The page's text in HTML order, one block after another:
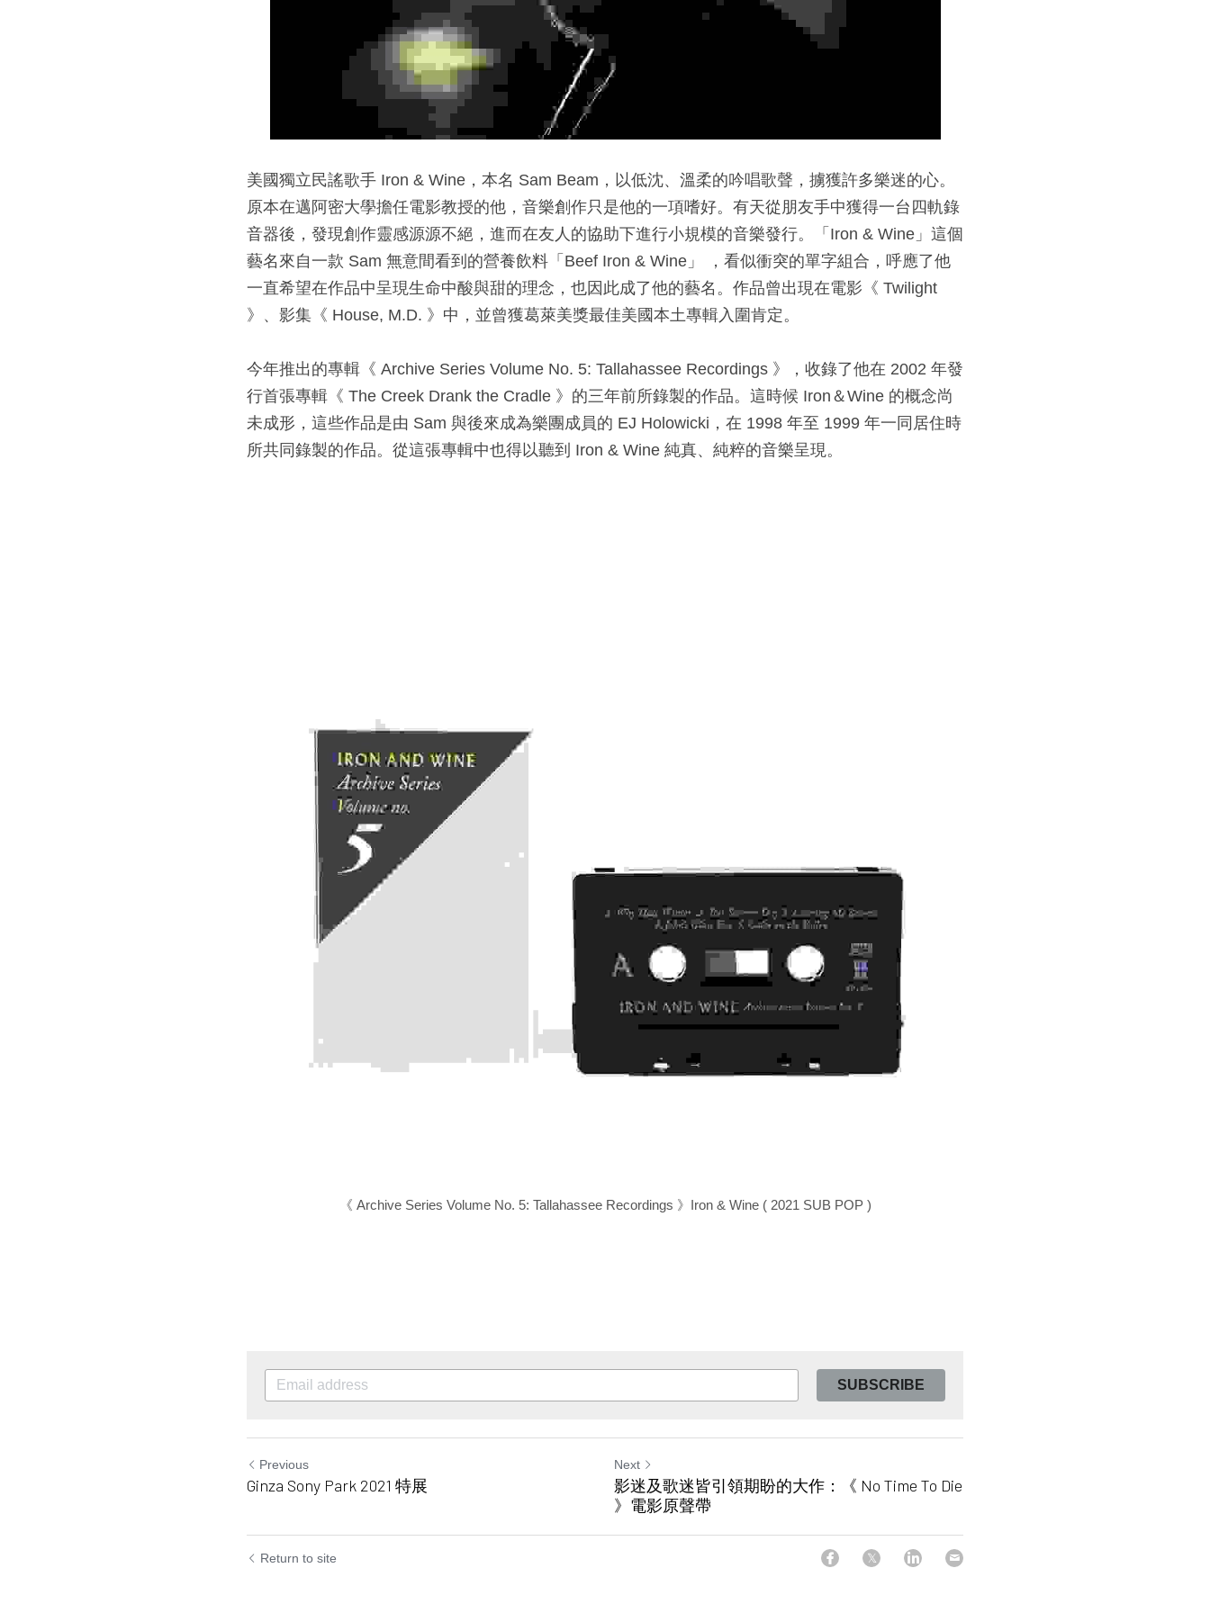
美國獨立民謠歌手 Iron & Wine，本名 Sam Beam，以低沈、溫柔的吟唱歌聲，擄獲許多樂迷的心。
原本在邁阿密大學擔任電影教授的他，音樂創作只是他的一項嗜好。有天從朋友手中獲得一台四軌錄
音器後，發現創作靈感源源不絕，進而在友人的協助下進行小規模的音樂發行。「Iron & Wine」這個
藝名來自一款 Sam 無意間看到的營養飲料「Beef Iron & Wine」 ，看似衝突的單字組合，呼應了他
一直希望在作品中呈現生命中酸與甜的理念，也因此成了他的藝名。作品曾出現在電影《 Twilight
》、影集《 House, M.D. 》中，並曾獲葛萊美獎最佳美國本土專輯入圍肯定。​
今年推出的專輯《 Archive Series Volume No. 5: Tallahassee Recordings 》，收錄了他在 2002 年發
行首張專輯《 The Creek Drank the Cradle 》的三年前所錄製的作品。這時候 Iron＆Wine 的概念尚
未成形，這些作品是由 Sam 與後來成為樂團成員的 EJ Holowicki，在 1998 年至 1999 年一同居住時
所共同錄製的作品。從這張專輯中也得以聽到 Iron & Wine 純真、純粹的音樂呈現。​
《 Archive Series Volume No. 5: Tallahassee Recordings 》Iron & Wine ( 2021 SUB POP )
SUBSCRIBE
Previous
Ginza Sony Park 2021 特展​
Next
影迷及歌迷皆引領期盼的大作：《 No Time To Die
》電影原聲帶​
Return to site